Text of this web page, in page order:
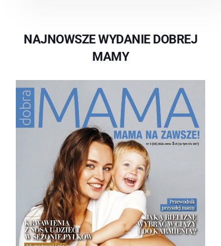
NAJNOWSZE WYDANIE DOBREJ
MAMY